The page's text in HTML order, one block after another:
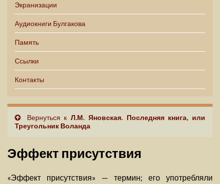
Экранизации
Аудиокниги Булгакова
Память
Ссылки
Контакты
Вернуться кЛ.М. Яновская. Последняя книга, или
Треугольник Воланда
Эффект присутствия
«Эффект присутствия» — термин; его употребляли